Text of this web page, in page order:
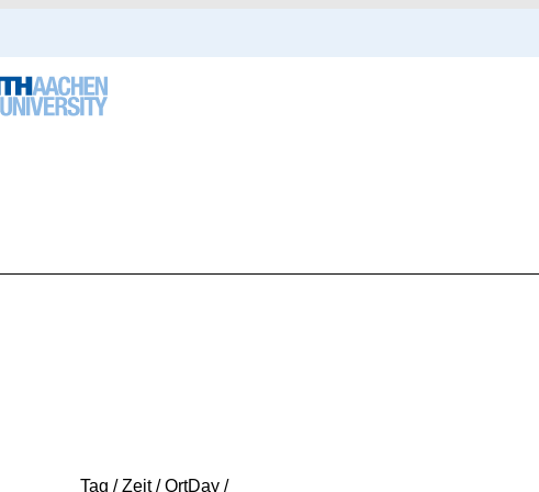
Tag / Zeit / OrtDay /